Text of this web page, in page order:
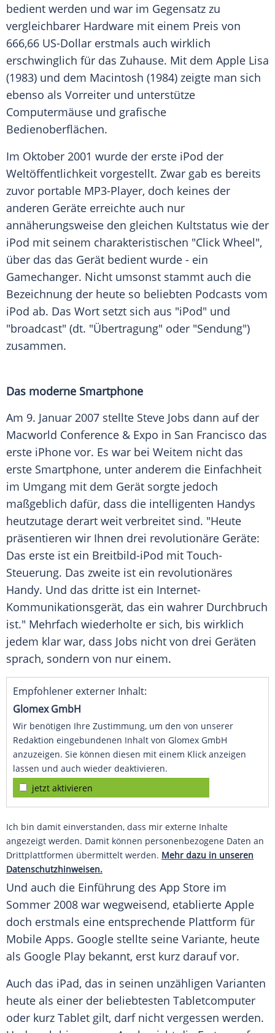
bedient werden und war im Gegensatz zu
vergleichbarer Hardware mit einem Preis von
666,66 US-Dollar erstmals auch wirklich
erschwinglich für das Zuhause. Mit dem Apple Lisa
(1983) und dem Macintosh (1984) zeigte man sich
ebenso als Vorreiter und unterstütze
Computermäuse und grafische
Bedienoberflächen.
Im Oktober 2001 wurde der erste iPod der
Weltöffentlichkeit vorgestellt. Zwar gab es bereits
zuvor portable MP3-Player, doch keines der
anderen Geräte erreichte auch nur
annäherungsweise den gleichen Kultstatus wie der
iPod mit seinem charakteristischen "Click Wheel",
über das das Gerät bedient wurde - ein
Gamechanger. Nicht umsonst stammt auch die
Bezeichnung der heute so beliebten Podcasts vom
iPod ab. Das Wort setzt sich aus "iPod" und
"broadcast" (dt. "Übertragung" oder "Sendung")
zusammen.
Das moderne Smartphone
Am 9. Januar 2007 stellte Steve Jobs dann auf der
Macworld Conference & Expo in San Francisco das
erste iPhone vor. Es war bei Weitem nicht das
erste Smartphone, unter anderem die Einfachheit
im Umgang mit dem Gerät sorgte jedoch
maßgeblich dafür, dass die intelligenten Handys
heutzutage derart weit verbreitet sind. "Heute
präsentieren wir Ihnen drei revolutionäre Geräte:
Das erste ist ein Breitbild-iPod mit Touch-
Steuerung. Das zweite ist ein revolutionäres
Handy. Und das dritte ist ein Internet-
Kommunikationsgerät, das ein wahrer Durchbruch
ist." Mehrfach wiederholte er sich, bis wirklich
jedem klar war, dass Jobs nicht von drei Geräten
sprach, sondern von nur einem.
Empfohlener externer Inhalt:
Glomex GmbH
Wir benötigen Ihre Zustimmung, um den von unserer
Redaktion eingebundenen Inhalt von Glomex GmbH
anzuzeigen. Sie können diesen mit einem Klick anzeigen
lassen und auch wieder deaktivieren.
jetzt aktivieren
Ich bin damit einverstanden, dass mir externe Inhalte
angezeigt werden. Damit können personenbezogene Daten an
Drittplattformen übermittelt werden. Mehr dazu in unseren
Datenschutzhinweisen.
Und auch die Einführung des App Store im
Sommer 2008 war wegweisend, etablierte Apple
doch erstmals eine entsprechende Plattform für
Mobile Apps. Google stellte seine Variante, heute
als Google Play bekannt, erst kurz darauf vor.
Auch das iPad, das in seinen unzähligen Varianten
heute als einer der beliebtesten Tabletcomputer
oder kurz Tablet gilt, darf nicht vergessen werden.